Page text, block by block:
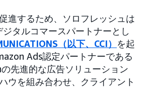
進するため、ソロフレッシュは
タルコマースパートナーとし
（以下、CCI） を起
Ads認定パートナーである
先進的な広告ソリューション
ウを組み合わせ、クライアント